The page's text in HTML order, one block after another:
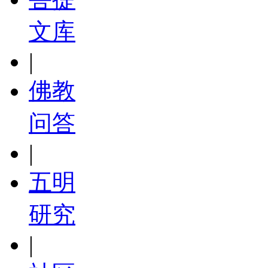
文库
|
佛教
问答
|
五明
研究
|